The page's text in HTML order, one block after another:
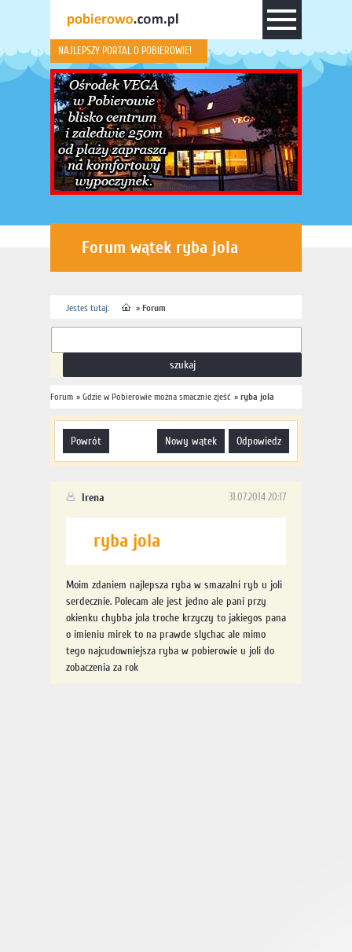
NAJLEPSZY PORTAL O POBIEROWIE!
Forum wątek ryba jola
Jesteś tutaj: » Forum
Forum » Gdzie w Pobierowie można smacznie zjeść » ryba jola
powrót odpowiedz
nowy wątek
31.07.2014 20:17
Irena
ryba jola
Moim zdaniem najlepsza ryba w smazalni ryb u joli
serdecznie. Polecam ale jest jedno ale pani przy
okienku chybba jola troche krzyczy to jakiegos pana
o imieniu mirek to na prawde slychac ale mimo
tego najcudowniejsza ryba w pobierowie u joli do
zobaczenia za rok